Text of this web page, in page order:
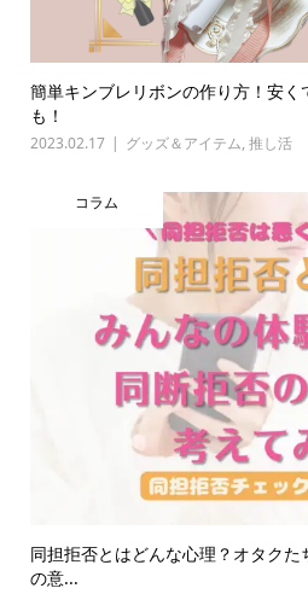
簡単キンブレリボンの作り方！安
も！
2023.02.17 グッズ＆アイテム, 推し活
コラム
同担拒否とはどんな心理？オタク
の意...